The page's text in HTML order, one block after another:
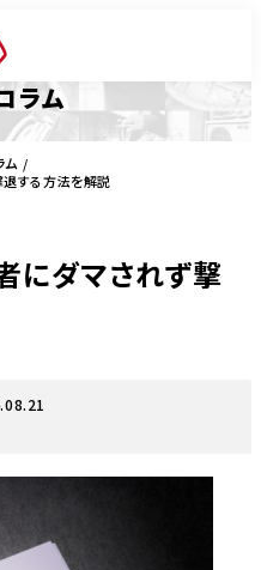
ラム
ム
退する方法を解説
にダマされず撃